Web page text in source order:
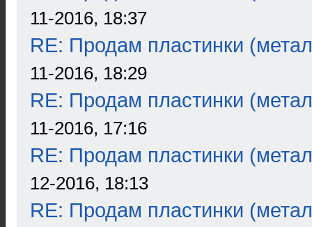
11-2016, 18:37
RE: Продам пластинки
11-2016, 18:29
RE: Продам пластинки
11-2016, 17:16
RE: Продам пластинки
12-2016, 18:13
RE: Продам пластинки